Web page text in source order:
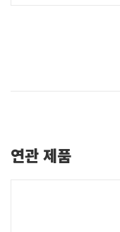
연관 제품